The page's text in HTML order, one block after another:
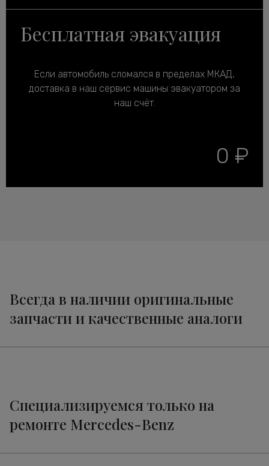
Бесплатная эвакуация
Если автомобиль сломался в пределах МКАД,
доставка в наш сервис машины эвакуатором за
наш счёт.
0 ₽
Всегда в наличии оригинальные
запчасти и качественные аналоги
Специализируемся только на
ремонте Mercedes-Benz